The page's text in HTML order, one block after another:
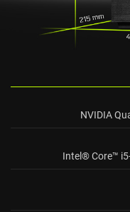
NVIDIA
Intel® Core™